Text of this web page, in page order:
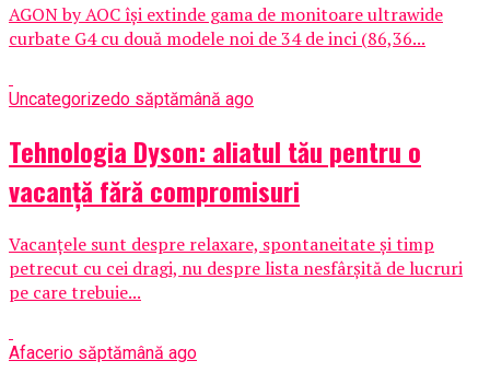
AGON by AOC își extinde gama de monitoare ultrawide
curbate G4 cu două modele noi de 34 de inci (86,36...
Uncategorizedo săptămână ago
Tehnologia Dyson: aliatul tău pentru o
vacanță fără compromisuri
Vacanțele sunt despre relaxare, spontaneitate și timp
petrecut cu cei dragi, nu despre lista nesfârșită de lucruri
pe care trebuie...
Afacerio săptămână ago